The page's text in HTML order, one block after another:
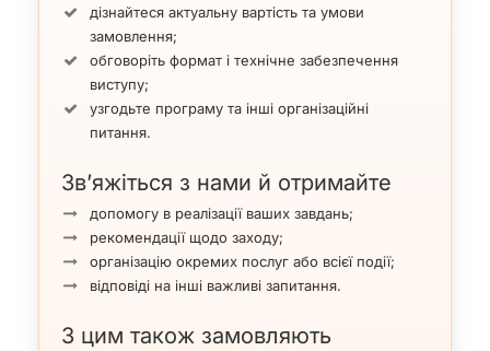
дізнайтеся актуальну вартість та умови
замовлення;
обговоріть формат і технічне забезпечення
виступу;
узгодьте програму та інші організаційні
питання.
Зв’яжіться з нами й отримайте
допомогу в реалізації ваших завдань;
рекомендації щодо заходу;
організацію окремих послуг або всієї події;
відповіді на інші важливі запитання.
З цим також замовляють